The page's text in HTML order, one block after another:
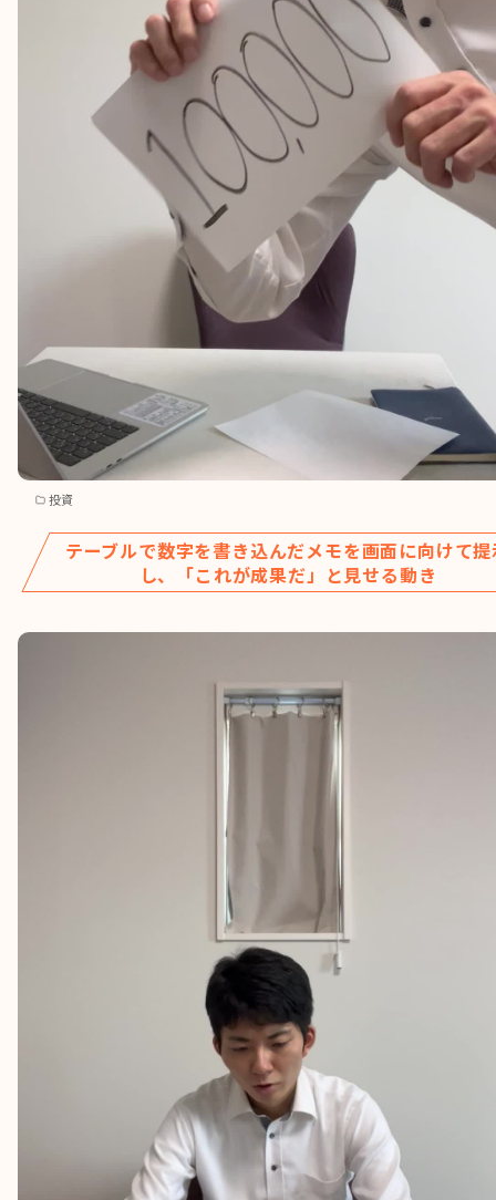
投資
テーブルで数字を書き込んだメモを画面に向けて
し、「これが成果だ」と見せる動き